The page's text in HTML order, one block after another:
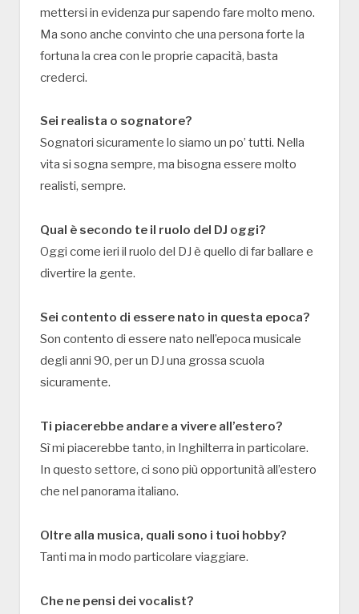
mettersi in evidenza pur sapendo fare molto meno.
Ma sono anche convinto che una persona forte la
fortuna la crea con le proprie capacità, basta
crederci.
Sei realista o sognatore?
Sognatori sicuramente lo siamo un po’ tutti. Nella
vita si sogna sempre, ma bisogna essere molto
realisti, sempre.
Qual è secondo te il ruolo del DJ oggi?
Oggi come ieri il ruolo del DJ è quello di far ballare e
divertire la gente.
Sei contento di essere nato in questa epoca?
Son contento di essere nato nell’epoca musicale
degli anni 90, per un DJ una grossa scuola
sicuramente.
Ti piacerebbe andare a vivere all’estero?
Sì mi piacerebbe tanto, in Inghilterra in particolare.
In questo settore, ci sono più opportunità all’estero
che nel panorama italiano.
Oltre alla musica, quali sono i tuoi hobby?
Tanti ma in modo particolare viaggiare.
Che ne pensi dei vocalist?